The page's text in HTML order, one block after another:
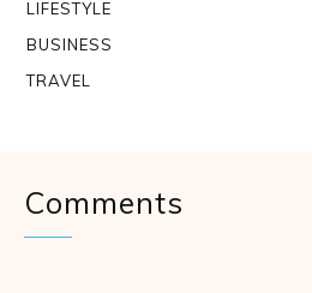
LIFESTYLE
BUSINESS
TRAVEL
Comments